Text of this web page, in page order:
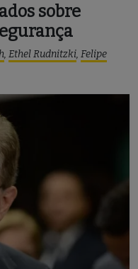
sobre
, Ethel Rudnitzki, Felipe